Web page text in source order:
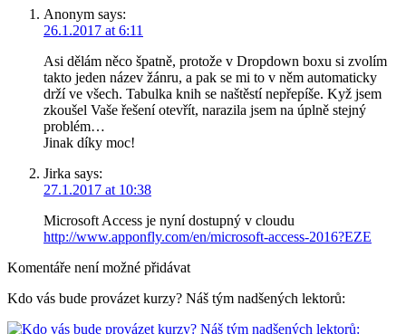
Anonym says:
26.1.2017 at 6:11
Asi dělám něco špatně, protože v Dropdown boxu si zvolím
takto jeden název žánru, a pak se mi to v něm automaticky
drží ve všech. Tabulka knih se naštěstí nepřepíše. Kyž jsem
zkoušel Vaše řešení otevřít, narazila jsem na úplně stejný
problém…
Jinak díky moc!
Jirka says:
27.1.2017 at 10:38
Microsoft Access je nyní dostupný v cloudu
http://www.apponfly.com/en/microsoft-access-2016?EZE
Komentáře není možné přidávat
Kdo vás bude provázet kurzy? Náš tým nadšených lektorů: